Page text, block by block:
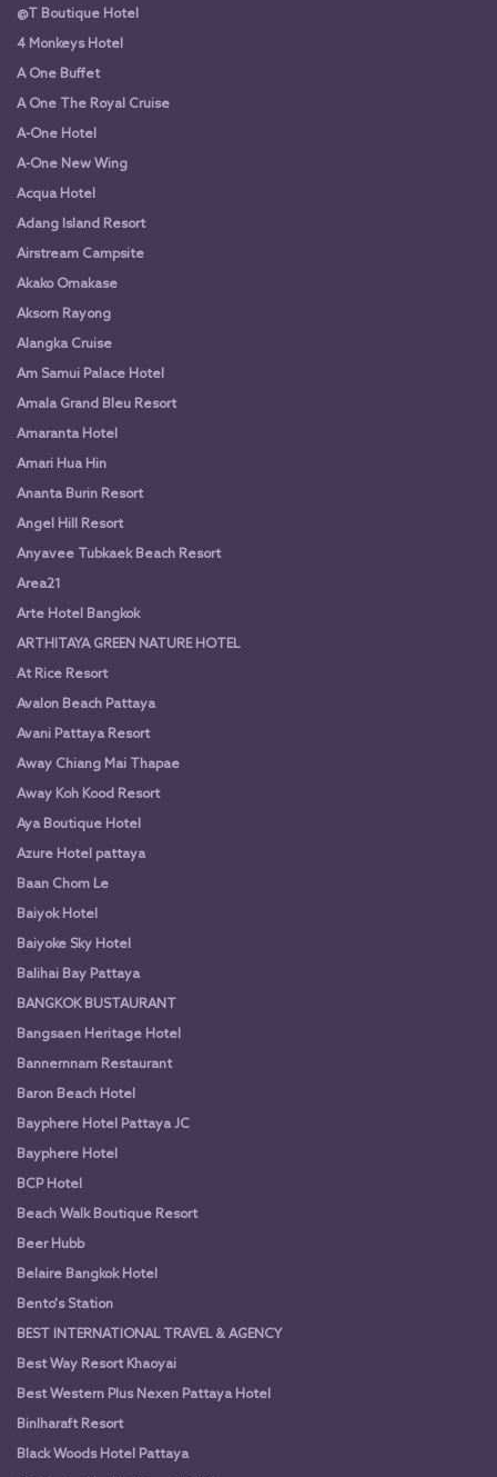
@T Boutique Hotel
4 Monkeys Hotel
A One Buffet
A One The Royal Cruise
A-One Hotel
A-One New Wing
Acqua Hotel
Adang Island Resort
Airstream Campsite
Akako Omakase
Aksorn Rayong
Alangka Cruise
Am Samui Palace Hotel
Amala Grand Bleu Resort
Amaranta Hotel
Amari Hua Hin
Ananta Burin Resort
Angel Hill Resort
Anyavee Tubkaek Beach Resort
Area21
Arte Hotel Bangkok
ARTHITAYA GREEN NATURE HOTEL
At Rice Resort
Avalon Beach Pattaya
Avani Pattaya Resort
Away Chiang Mai Thapae
Away Koh Kood Resort
Aya Boutique Hotel
Azure Hotel pattaya
Baan Chom Le
Baiyok Hotel
Baiyoke Sky Hotel
Balihai Bay Pattaya
BANGKOK BUSTAURANT
Bangsaen Heritage Hotel
Bannernnam Restaurant
Baron Beach Hotel
Bayphere Hotel Pattaya JC
Bayphere Hotel
BCP Hotel
Beach Walk Boutique Resort
Beer Hubb
Belaire Bangkok Hotel
Bento's Station
BEST INTERNATIONAL TRAVEL & AGENCY
Best Way Resort Khaoyai
Best Western Plus Nexen Pattaya Hotel
Binlharaft Resort
Black Woods Hotel Pattaya